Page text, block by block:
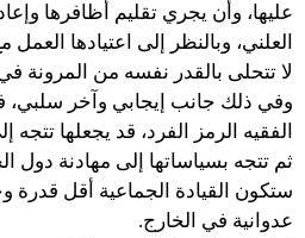
عليها، وأن يجري تقليم أظافرها
العلني، وبالنظر إلى اعتيادها
لا تتحلى بالقدر نفسه من المرونة
وفي ذلك جانب إيجابي وآخر سلبي،
الفقيه الرمز الفرد، قد يجعلها تتجه
ثم تتجه بسياساتها إلى مهادنة دول
ستكون القيادة الجماعية أقل
عدوانية في الخارج.